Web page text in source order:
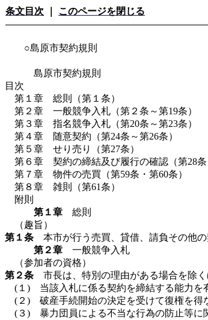
条文目次 このページを閉じる
○島原市契約規則
島原市契約規則
目次
第１章 総則（第１条）
第２章 一般競争入札（第２条～第19条）
第３章 指名競争入札（第20条～第23条）
第４章 随意契約（第24条～第26条）
第５章 せり売り（第27条）
第６章 契約の締結及び履行の確認（第28条
第７章 物件の売買（第59条・第60条）
第８章 雑則（第61条）
附則
第１章 総則
（趣旨）
第１条 本市が行う売買、貸借、請負その他の
第２章 一般競争入札
（参加者の資格）
第２条 市長は、特別の理由がある場合を除く
(１) 当該入札に係る契約を締結する能力を
(２) 破産手続開始の決定を受けて復権を得
(３) 暴力団員による不当な行為の防止等に